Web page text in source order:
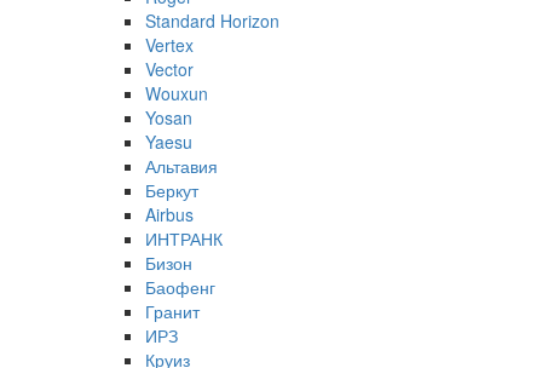
Standard Horizon
Vertex
Vector
Wouxun
Yosan
Yaesu
Альтавия
Беркут
Airbus
ИНТРАНК
Бизон
Баофенг
Гранит
ИРЗ
Круиз